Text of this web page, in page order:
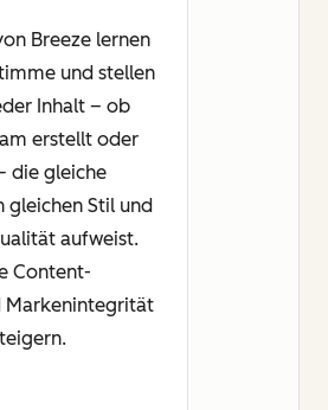
Breeze lernen
und stellen
Inhalt – ob
erstellt oder
die gleiche
gleichen Stil und
aufweist.
Content-
Markenintegrität